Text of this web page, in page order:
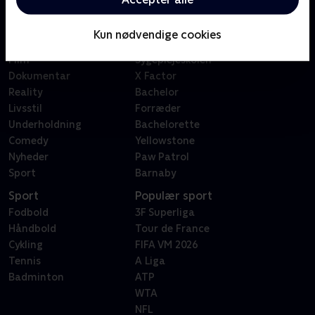
Kun nødvendige cookies
Kategorier
Film
Dokumentar
Reality
Livsstil
Underholdning
Comedy
Nyheder
Sport
Badehotellet
Sygeplejeskolen
X Factor
Bachelor
Forræder
Bachelorette
Yellowstone
Paw Patrol
Barnaby
Sport
Fodbold
Håndbold
Cykling
Tennis
Badminton
Populær sport
3F Superliga
Tour de France
FIFA VM 2026
A Liga
ATP
WTA
NFL